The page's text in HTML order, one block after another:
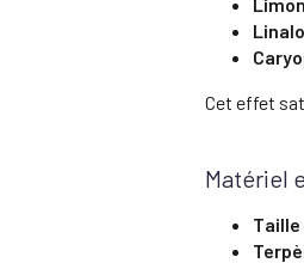
Cet effet
Matériel
Taille